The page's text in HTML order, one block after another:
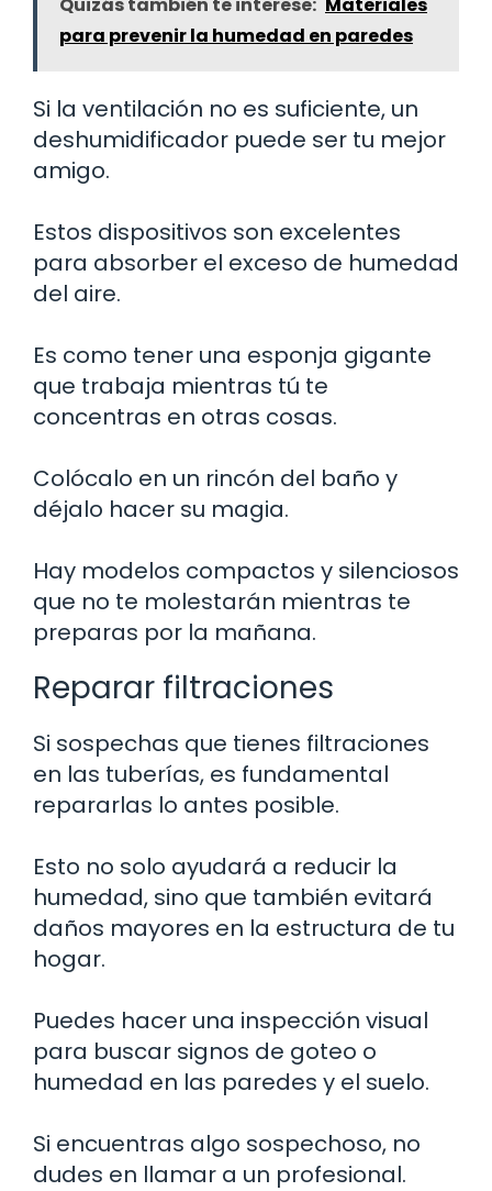
para prevenir la humedad en paredes
Si la ventilación no es suficiente, un
deshumidificador puede ser tu mejor
amigo.
Estos dispositivos son excelentes
para absorber el exceso de humedad
del aire.
Es como tener una esponja gigante
que trabaja mientras tú te
concentras en otras cosas.
Colócalo en un rincón del baño y
déjalo hacer su magia.
Hay modelos compactos y silenciosos
que no te molestarán mientras te
preparas por la mañana.
Reparar filtraciones
Si sospechas que tienes filtraciones
en las tuberías, es fundamental
repararlas lo antes posible.
Esto no solo ayudará a reducir la
humedad, sino que también evitará
daños mayores en la estructura de tu
hogar.
Puedes hacer una inspección visual
para buscar signos de goteo o
humedad en las paredes y el suelo.
Si encuentras algo sospechoso, no
dudes en llamar a un profesional.